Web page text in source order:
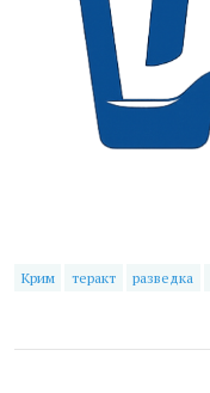
Крим теракт разведка